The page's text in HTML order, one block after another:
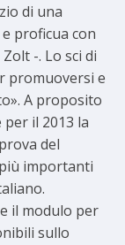
di una
proficua con
-. Lo sci di
promuoversi e
A proposito
il 2013 la
del
importanti
il modulo per
sullo